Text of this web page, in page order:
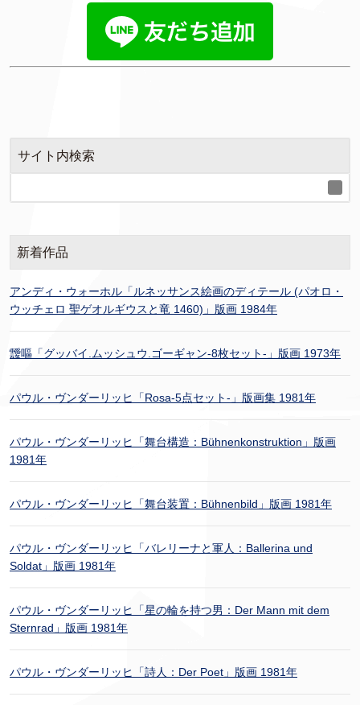
サイト内検索
新着作品
アンディ・ウォーホル「ルネッサンス絵画のディテール (パオロ・
ウッチェロ 聖ゲオルギウスと竜 1460)」版画 1984年
靉嘔「グッバイ.ムッシュウ.ゴーギャン-8枚セット-」版画 1973年
パウル・ヴンダーリッヒ「Rosa-5点セット-」版画集 1981年
パウル・ヴンダーリッヒ「舞台構造：Bühnenkonstruktion」版画
1981年
パウル・ヴンダーリッヒ「舞台装置：Bühnenbild」版画 1981年
パウル・ヴンダーリッヒ「バレリーナと軍人：Ballerina und
Soldat」版画 1981年
パウル・ヴンダーリッヒ「星の輪を持つ男：Der Mann mit dem
Sternrad」版画 1981年
パウル・ヴンダーリッヒ「詩人：Der Poet」版画 1981年